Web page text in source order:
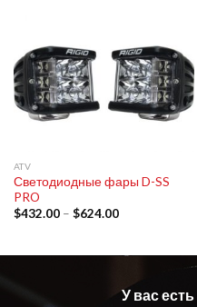
ATV
Светодиодные фары D-SS
PRO
$432.00– $624.00
У вас